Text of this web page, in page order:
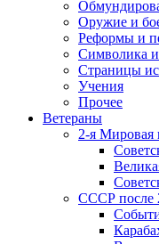
Оружие и
Реформы и
Символика и
Страницы
Учения
Прочее
Ветераны
2-я Мировая
СССР после